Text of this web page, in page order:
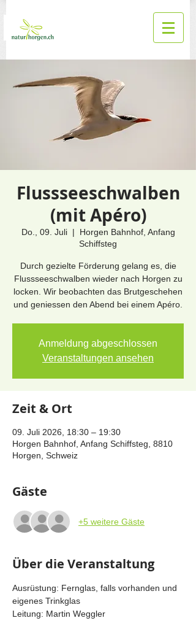
Flussseeschwalben
(mit Apéro)
Do., 09. Juli
  |
Horgen Bahnhof, Anfang
Schiffsteg
Durch gezielte Förderung gelang es, die
Flussseeschwalben wieder nach Horgen zu
locken. Wir beobachten das Brutgeschehen
und geniessen den Abend bei einem Apéro.
Anmeldung abgeschlossen
Veranstaltungen ansehen
Zeit & Ort
09. Juli 2026, 18:30 – 19:30
Horgen Bahnhof, Anfang Schiffsteg, 8810
Horgen, Schweiz
Gäste
+5 weitere Gäste
Über die Veranstaltung
Ausrüstung: Fernglas, falls vorhanden und
eigenes Trinkglas
Leitung: Martin Weggler